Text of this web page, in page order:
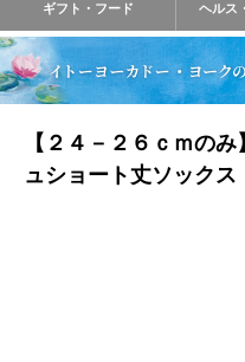
ギフト・フード ヘルス
【２４－２６ｃｍの
ュショート丈ソック